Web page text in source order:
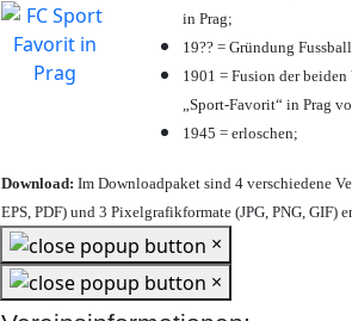
in Prag;
19?? = Gründung
1901 = Fusion der
„Sport-Favorit“ in Prag
1945 = erloschen;
Download: Im Downloadpaket sind 4 verschiedene
EPS, PDF) und 3 Pixelgrafikformate (JPG, PNG, GIF)
×
×